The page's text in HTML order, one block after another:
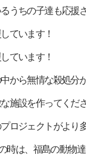
うちの子達も応援
ています！
ています！
から無情な殺処分
施設を作ってくだ
ロジェクトがより
時は、福島の動物